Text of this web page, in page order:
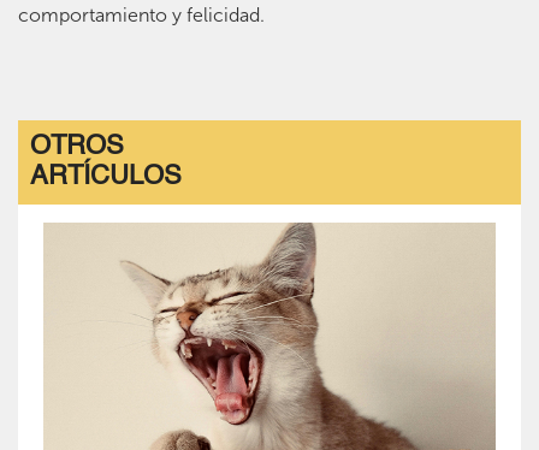
comportamiento y felicidad.
OTROS
ARTÍCULOS